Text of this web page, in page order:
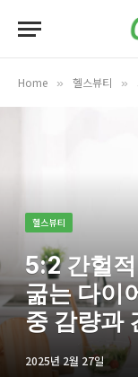
Home » 헬스뷰티 »
헬스뷰티
5:2 간헐
굶는 다이
중 감량과
2025년 2월 27일